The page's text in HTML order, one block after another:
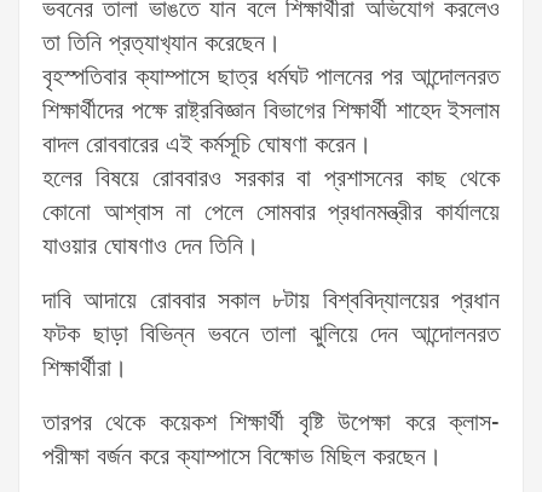
ভবনের তালা ভাঙতে যান বলে শিক্ষার্থীরা অভিযোগ করলেও
তা তিনি প্রত‌্যাখ‌্যান করেছেন।
বৃহস্পতিবার ক্যাম্পাসে ছাত্র ধর্মঘট পালনের পর আন্দোলনরত
শিক্ষার্থীদের পক্ষে রাষ্ট্রবিজ্ঞান বিভাগের শিক্ষার্থী শাহেদ ইসলাম
বাদল রোববারের এই কর্মসূচি ঘোষণা করেন।
হলের বিষয়ে রোববারও সরকার বা প্রশাসনের কাছ থেকে
কোনো আশ্বাস না পেলে সোমবার প্রধানমন্ত্রীর কার্যালয়ে
যাওয়ার ঘোষণাও দেন তিনি।
দাবি আদায়ে রোববার সকাল ৮টায় বিশ্ববিদ্যালয়ের প্রধান
ফটক ছাড়া বিভিন্ন ভবনে তালা ঝুলিয়ে দেন আন্দোলনরত
শিক্ষার্থীরা।
তারপর থেকে কয়েকশ শিক্ষার্থী বৃষ্টি উপেক্ষা করে ক্লাস-
পরীক্ষা বর্জন করে ক্যাম্পাসে বিক্ষোভ মিছিল করছেন।